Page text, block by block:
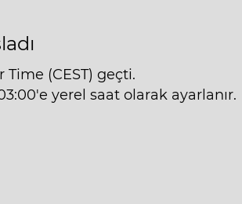
(CEST) geçti.
yerel saat olarak ayarlanır.